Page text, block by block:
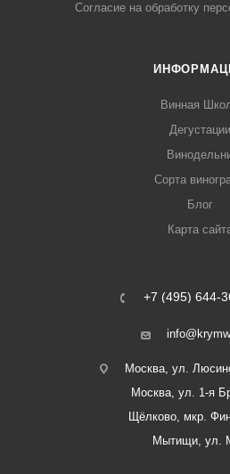
Согласие на обработку
Винная
Дегустации
Сорта
Блог
Карта
+7 (495) 644-
Москва, ул.
Москва, ул. 1-я
Щёлково, мкр.
Мытищи, ул.